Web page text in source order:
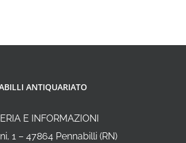
ANTIQUARIATO
E INFORMAZIONI
1 – 47864 Pennabilli (RN)